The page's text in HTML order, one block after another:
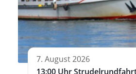
7. August 2026
13:00 Uhr